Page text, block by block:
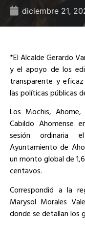
diciembre 21,
*El Alcalde Gerardo
y el apoyo de los
transparente y
las políticas públicas
Los Mochis,
Cabildo Ahomense
sesión ordinaria
Ayuntamiento de
un monto global de
centavos.
Correspondió a la
Marysol Morales
donde se detallan los